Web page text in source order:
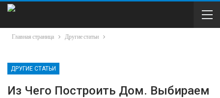
Главная страница Другие статьи
ДРУГИЕ СТАТЬИ
Из Чего Построить Дом. Выбираем